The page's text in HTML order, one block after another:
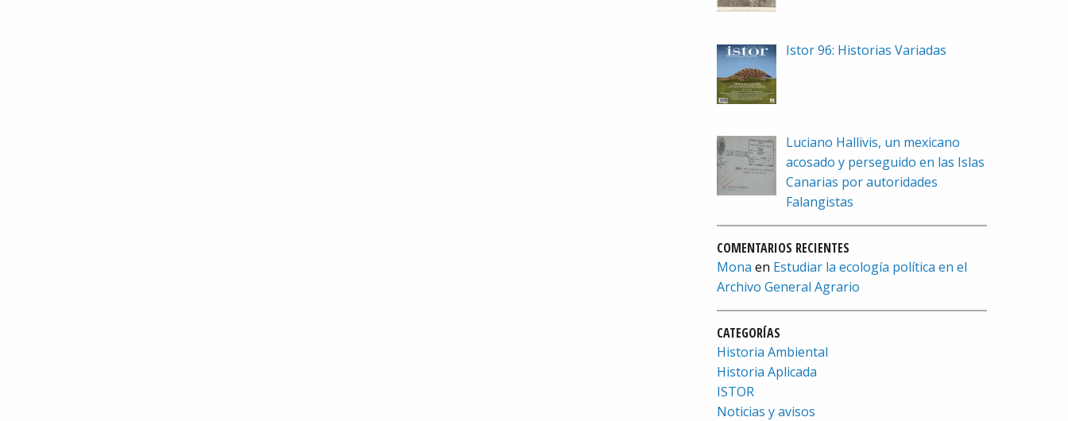
Istor 96: Historias Variadas
Luciano Hallivis, un mexicano
acosado y perseguido en las Islas
Canarias por autoridades
Falangistas
COMENTARIOS RECIENTES
Mona en Estudiar la ecología política en el
Archivo General Agrario
CATEGORÍAS
Historia Ambiental
Historia Aplicada
ISTOR
Noticias y avisos